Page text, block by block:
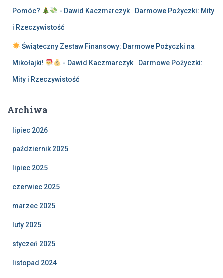
Pomóc? - Dawid Kaczmarczyk- Darmowe Pożyczki: Mity
i Rzeczywistość
Świąteczny Zestaw Finansowy: Darmowe Pożyczki na
Mikołajki! - Dawid Kaczmarczyk- Darmowe Pożyczki:
Mity i Rzeczywistość
Archiwa
lipiec 2026
październik 2025
lipiec 2025
czerwiec 2025
marzec 2025
luty 2025
styczeń 2025
listopad 2024